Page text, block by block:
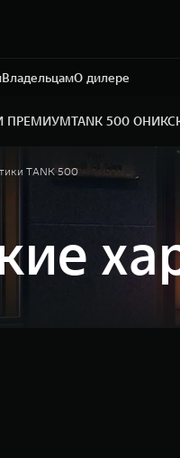
ВладельцамО дилере
ПРЕМИУМTANK 500 ОНИКС
TANK 500